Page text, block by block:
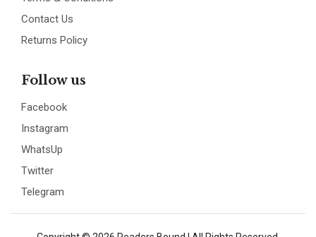
Contact Us
Returns Policy
Follow us
Facebook
Instagram
WhatsUp
Twitter
Telegram